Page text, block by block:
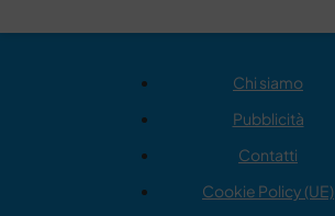
Chi siamo
Pubblicità
Contatti
Cookie Policy (UE)